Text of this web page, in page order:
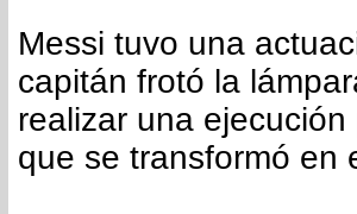
Messi tuvo una
capitán frotó la
realizar una
que se transformó en